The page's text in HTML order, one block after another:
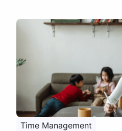
Time Management